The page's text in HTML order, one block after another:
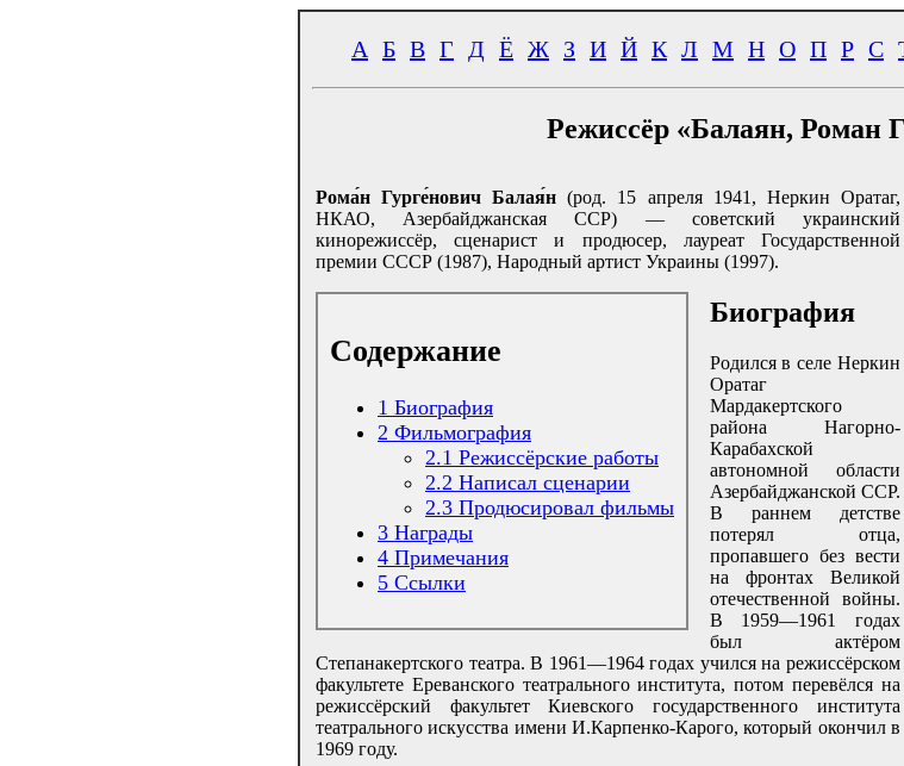
А Б В Г Д Ё Ж З И Й К Л М Н О П Р С
Режиссёр «Балаян, Роман
Рома́н Гурге́нович Балая́н (род. 15 апреля 1941, Неркин Оратаг,
НКАО, Азербайджанская ССР) — советский украинский
кинорежиссёр, сценарист и продюсер, лауреат Государственной
премии СССР (1987), Народный артист Украины (1997).
Содержание
1 Биография
2 Фильмография
2.1 Режиссёрские работы
2.2 Написал сценарии
2.3 Продюсировал фильмы
3 Награды
4 Примечания
5 Ссылки
Биография
Родился в селе Неркин
Оратаг
Мардакертского
района Нагорно-
Карабахской
автономной области
Азербайджанской ССР.
В раннем детстве
потерял отца,
пропавшего без вести
на фронтах Великой
отечественной войны.
В 1959—1961 годах
был актёром
Степанакертского театра. В 1961—1964 годах учился на режиссёрском
факультете Ереванского театрального института, потом перевёлся на
режиссёрский факультет Киевского государственного института
театрального искусства имени И.Карпенко-Карого, который окончил в
1969 году.